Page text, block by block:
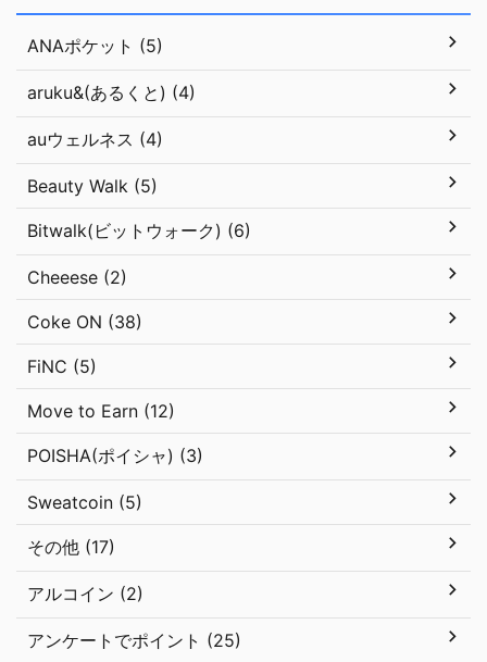
ANAポケット (5)
aruku&(あるくと) (4)
auウェルネス (4)
Beauty Walk (5)
Bitwalk(ビットウォーク) (6)
Cheeese (2)
Coke ON (38)
FiNC (5)
Move to Earn (12)
POISHA(ポイシャ) (3)
Sweatcoin (5)
その他 (17)
アルコイン (2)
アンケートでポイント (25)